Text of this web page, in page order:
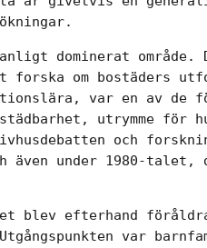
dominerat
om bostäders
var en av de
utrymme för
och
under 1980-talet,
blev efterhand
var